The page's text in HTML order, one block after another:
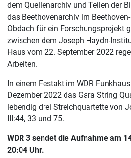
dem Quellenarchiv und Teilen der
das Beethovenarchiv im
Obdach für ein Forschungsprojekt
zwischen dem Joseph Haydn-
Haus vom 22. September 2022
Arbeiten.
In einem Festakt im WDR
Dezember 2022 das Gara String
lebendig drei Streichquartette von
III:44, 33 und 75.
WDR 3 sendet die Aufnahme am
20:04 Uhr.